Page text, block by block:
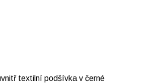
textilní podšívka v černé